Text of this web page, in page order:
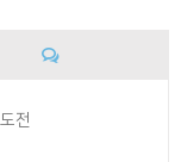
전